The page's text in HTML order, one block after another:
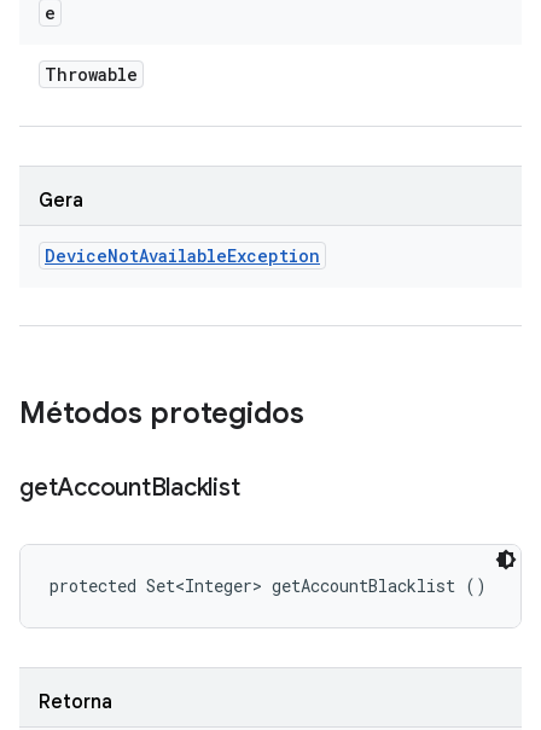
e
Throwable
Gera
DeviceNotAvailableException
Métodos protegidos
getAccountBlacklist
protected Set<Integer> getAccountBlacklist ()
Retorna